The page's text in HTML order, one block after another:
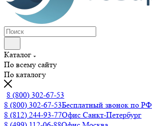
Каталог
По всему сайту
По каталогу
8 (800) 302-67-53
8 (800) 302-67-53Бесплатный звонок по РФ
8 (812) 244-93-77Офис Санкт-Петербург